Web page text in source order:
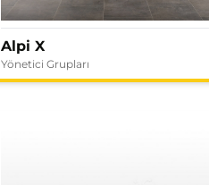
Alpi X
Yönetici Grupları